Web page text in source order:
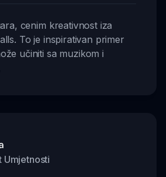
cenim kreativnost iza
To je inspirativan primer
učiniti sa muzikom i
Umjetnosti